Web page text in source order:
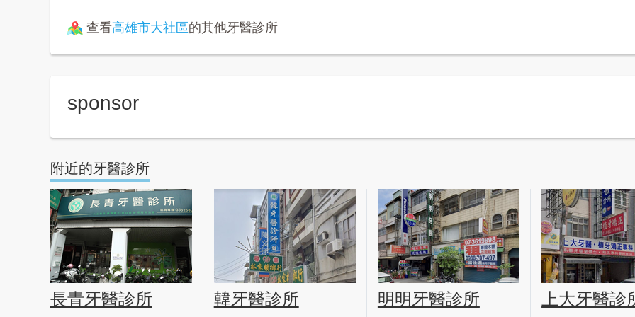
查看高雄市大社區的其他牙醫診所
sponsor
附近的牙醫診所
長青牙醫診所 韓牙醫診所 明明牙醫診所 上大牙醫診